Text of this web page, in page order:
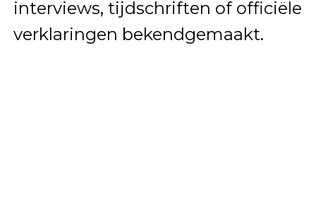
interviews, tijdschriften of officiële
verklaringen bekendgemaakt.